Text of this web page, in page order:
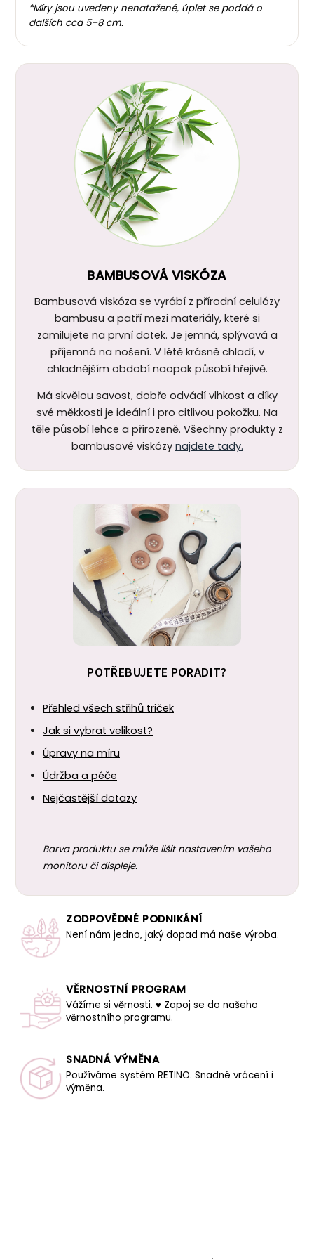
*Míry jsou uvedeny nenatažené, úplet se poddá o
dalších cca 5–8 cm.
BAMBUSOVÁ VISKÓZA
Bambusová viskóza se vyrábí z přírodní celulózy
bambusu a patří mezi materiály, které si
zamilujete na první dotek. Je jemná, splývavá a
příjemná na nošení. V létě krásně chladí, v
chladnějším období naopak působí hřejivě.
Má skvělou savost, dobře odvádí vlhkost a díky
své měkkosti je ideální i pro citlivou pokožku. Na
těle působí lehce a přirozeně. Všechny produkty z
bambusové viskózy najdete tady.
POTŘEBUJETE PORADIT?
Přehled všech střihů triček
Jak si vybrat velikost?
Úpravy na míru
Údržba a péče
Nejčastější dotazy
Barva produktu se může lišit nastavením vašeho
monitoru či displeje.
ZODPOVĚDNÉ PODNIKÁNÍ
Není nám jedno, jaký dopad má naše výroba.
VĚRNOSTNÍ PROGRAM
Vážíme si věrnosti. ♥ Zapoj se do našeho
věrnostního programu.
SNADNÁ VÝMĚNA
Používáme systém RETINO. Snadné vrácení i
výměna.